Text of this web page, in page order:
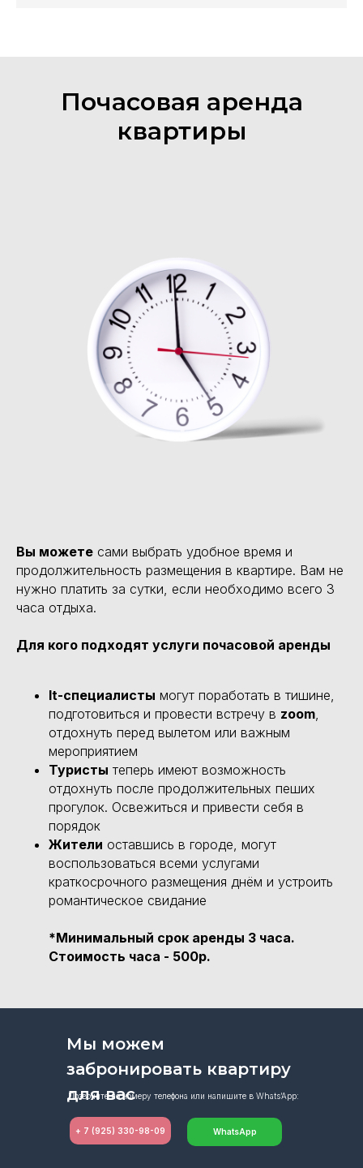
Почасовая аренда
квартиры
Вы можете сами выбрать удобное время и
продолжительность размещения в квартире. Вам не
нужно платить за сутки, если необходимо всего 3
часа отдыха.
Для кого подходят услуги почасовой аренды
It-специалисты могут поработать в тишине,
подготовиться и провести встречу в zoom,
отдохнуть перед вылетом или важным
мероприятием
Туристы теперь имеют возможность
отдохнуть после продолжительных пеших
прогулок. Освежиться и привести себя в
порядок
Жители оставшись в городе, могут
воспользоваться всеми услугами
краткосрочного размещения днём и устроить
романтическое свидание
*Минимальный срок аренды 3 часа.
Стоимость часа - 500р.
Мы можем
забронировать квартиру
для вас
Позвоните по номеру телефона или напишите в Whats’App:
+ 7 (925) 330-98-09 WhatsApp